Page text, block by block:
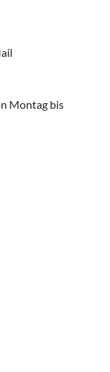
Montag bis